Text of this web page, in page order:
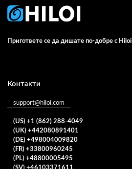
Пригответе се да дишате по-добре с Hiloi
Контакти
support@hiloi.com
(US) +1 (862) 288-4049
(UK) +442080891401
(DE) +498004009820
(FR) +33800960245
(PL) +48800005495
(SV) +46103371611